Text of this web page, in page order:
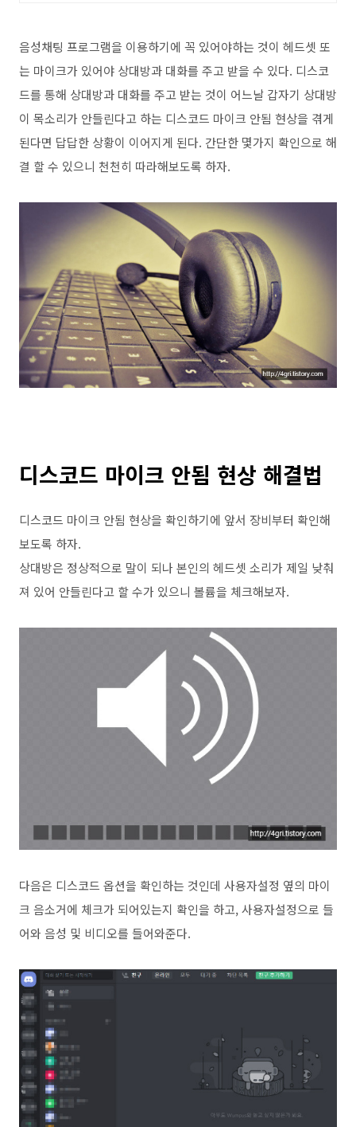
음성채팅 프로그램을 이용하기에 꼭 있어야하는 것이 헤드셋 또
는 마이크가 있어야 상대방과 대화를 주고 받을 수 있다. 디스코
드를 통해 상대방과 대화를 주고 받는 것이 어느날 갑자기 상대방
이 목소리가 안들린다고 하는 디스코드 마이크 안됨 현상을 겪게
된다면 답답한 상황이 이어지게 된다. 간단한 몇가지 확인으로 해
결 할 수 있으니 천천히 따라해보도록 하자.
디스코드 마이크 안됨 현상 해결법
디스코드 마이크 안됨 현상을 확인하기에 앞서 장비부터 확인해
보도록 하자.
상대방은 정상적으로 말이 되나 본인의 헤드셋 소리가 제일 낮춰
져 있어 안들린다고 할 수가 있으니 볼륨을 체크해보자.
다음은 디스코드 옵션을 확인하는 것인데 사용자설정 옆의 마이
크 음소거에 체크가 되어있는지 확인을 하고, 사용자설정으로 들
어와 음성 및 비디오를 들어와준다.